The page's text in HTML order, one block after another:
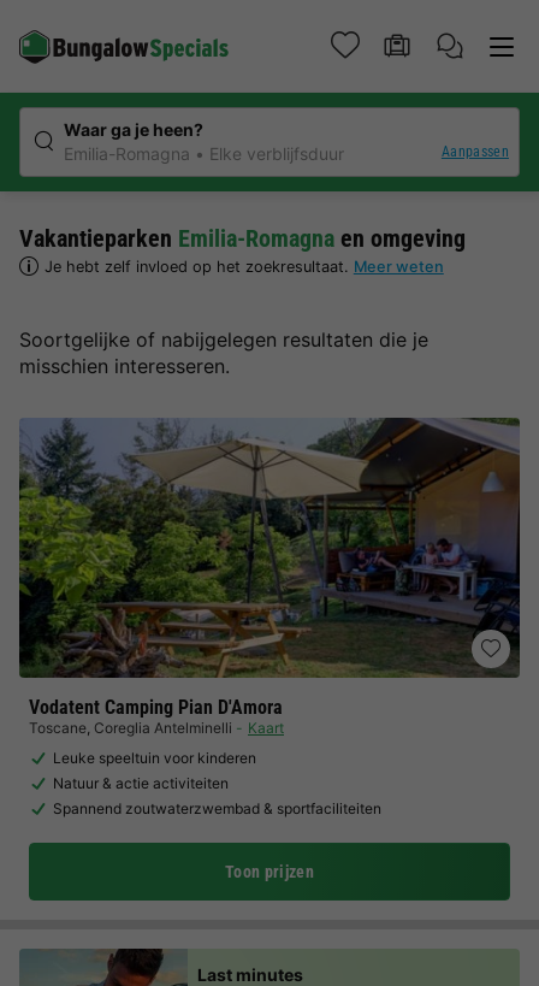
Waar ga je heen?
Emilia-Romagna
Elke verblijfsduur Aanpassen
Vakantieparken Emilia-Romagna en omgeving
Je hebt zelf invloed op het zoekresultaat. Meer weten
Soortgelijke of nabijgelegen resultaten die je
misschien interesseren.
Vodatent Camping Pian D'Amora
Toscane, Coreglia Antelminelli
Kaart
Leuke speeltuin voor kinderen
Natuur & actie activiteiten
Spannend zoutwaterzwembad & sportfaciliteiten
Toon prijzen
Last minutes